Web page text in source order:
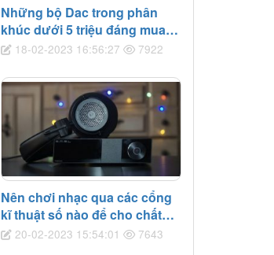
Những bộ Dac trong phân
khúc dưới 5 triệu đáng mua
nhất tại Bảo Tín Audio
18-02-2023 16:56:27 7922
Nên chơi nhạc qua các cổng
kĩ thuật số nào để cho chất
âm hay nhất
20-02-2023 15:54:01 7643